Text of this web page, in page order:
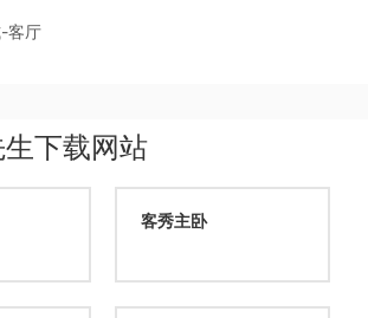
客厅
下载网站
客秀主卧